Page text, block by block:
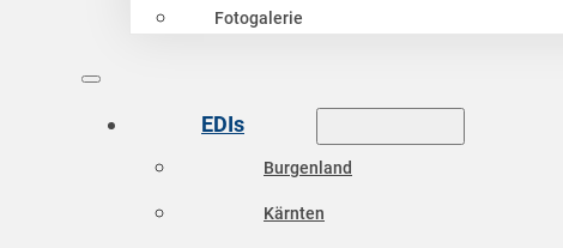
Fotogalerie
EDIs
Burgenland
Kärnten